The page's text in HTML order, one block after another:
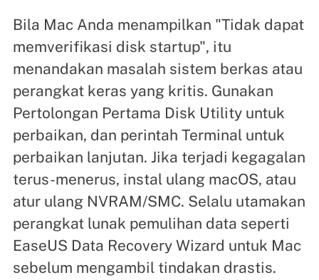
Bila Mac Anda menampilkan "Tidak dapat
memverifikasi disk startup", itu
menandakan masalah sistem berkas atau
perangkat keras yang kritis. Gunakan
Pertolongan Pertama Disk Utility untuk
perbaikan, dan perintah Terminal untuk
perbaikan lanjutan. Jika terjadi kegagalan
terus-menerus, instal ulang macOS, atau
atur ulang NVRAM/SMC. Selalu utamakan
perangkat lunak pemulihan data seperti
EaseUS Data Recovery Wizard untuk Mac
sebelum mengambil tindakan drastis.